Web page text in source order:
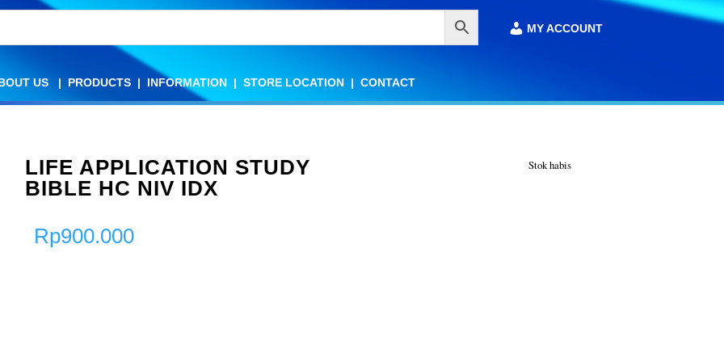
US | PRODUCTS | INFORMATION | STORE LOCATION | CONTACT
MY ACCOUNT
US | PRODUCTS | INFORMATION | STORE LOCATION | CONTACT
MY ACCOUNT
LIFE APPLICATION STUDY
BIBLE HC NIV IDX
Rp900.000
Stok habis